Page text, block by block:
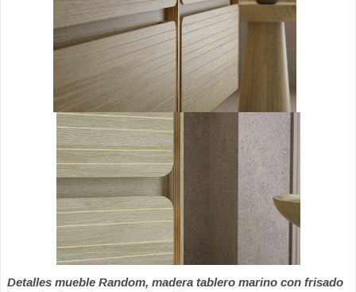
Detalles mueble Random, madera tablero marino con frisado